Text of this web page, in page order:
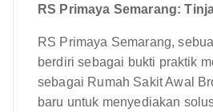
RS Primaya Semarang:
RS Primaya Semarang,
berdiri sebagai bukti praktik
sebagai Rumah Sakit Awal
baru untuk menyediakan